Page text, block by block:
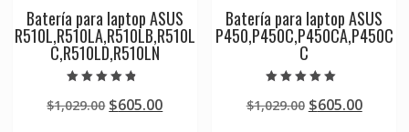
Batería para laptop ASUS
R510L,R510LA,R510LB,R510L
C,R510LD,R510LN
4.50
de 5
$1,029.00 Original
$605.00Current
Batería para laptop ASUS
P450,P450C,P450CA,P450C
C
5.00
de 5
$1,029.00 Original
$605.00